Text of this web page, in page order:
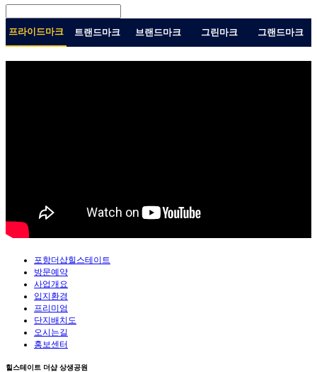
프라이드마크 트랜드마크 브랜드마크 그린마크 그랜드마크
포항더샵힐스테이트
방문예약
사업개요
입지환경
프리미엄
단지배치도
오시는길
홍보센터
힐스테이트 더샵 상생공원